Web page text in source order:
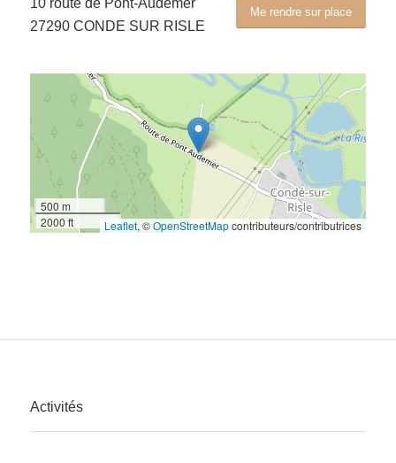
Me rendre sur place
10 route de Pont-Audemer
27290 CONDE SUR RISLE
500 m
2000 ft
Leaflet, ©OpenStreetMapcontributeurs/contributrices
Activités